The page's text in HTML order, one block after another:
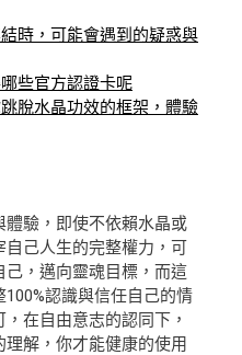
時，可能會遇到的疑惑與
些官方認證卡呢
脫水晶功效的框架，體驗
驗，即使不依賴水晶或
己人生的完整權力，可
，邁向靈魂目標，而這
認識與信任自己的情
在自由意志的認同下，
解，你才能健康的使用